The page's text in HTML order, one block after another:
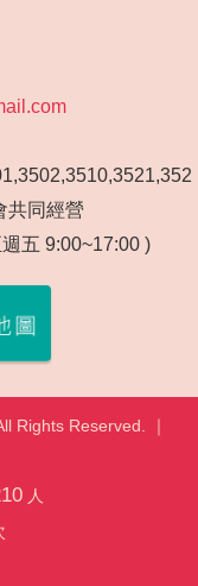
共同經營
五 9:00~17:00 )
Rights Reserved. ｜
人